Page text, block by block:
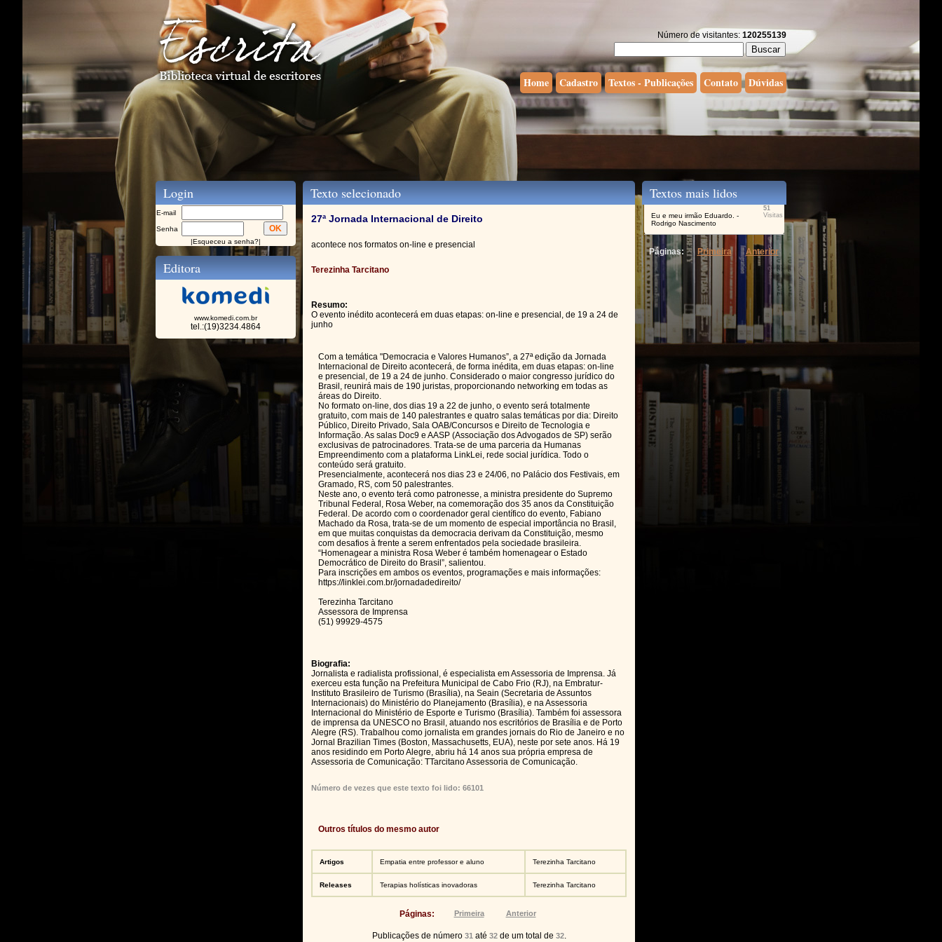
Número de visitantes: 120255139
Home Cadastro Textos - Publicações Contato Dúvidas
Login
E-mail
Senha
|Esqueceu a senha?|
Editora
www.komedi.com.br
tel.:(19)3234.4864
Texto selecionado
27ª Jornada Internacional de Direito
acontece nos formatos on-line e presencial
Terezinha Tarcitano
Resumo:
O evento inédito acontecerá em duas etapas: on-line e presencial, de 19 a 24 de
junho
Com a temática "Democracia e Valores Humanos”, a 27ª edição da Jornada
Internacional de Direito acontecerá, de forma inédita, em duas etapas: on-line
e presencial, de 19 a 24 de junho. Considerado o maior congresso jurídico do
Brasil, reunirá mais de 190 juristas, proporcionando networking em todas as
áreas do Direito.
No formato on-line, dos dias 19 a 22 de junho, o evento será totalmente
gratuito, com mais de 140 palestrantes e quatro salas temáticas por dia: Direito
Público, Direito Privado, Sala OAB/Concursos e Direito de Tecnologia e
Informação. As salas Doc9 e AASP (Associação dos Advogados de SP) serão
exclusivas de patrocinadores. Trata-se de uma parceria da Humanas
Empreendimento com a plataforma LinkLei, rede social jurídica. Todo o
conteúdo será gratuito.
Presencialmente, acontecerá nos dias 23 e 24/06, no Palácio dos Festivais, em
Gramado, RS, com 50 palestrantes.
Neste ano, o evento terá como patronesse, a ministra presidente do Supremo
Tribunal Federal, Rosa Weber, na comemoração dos 35 anos da Constituição
Federal. De acordo com o coordenador geral científico do evento, Fabiano
Machado da Rosa, trata-se de um momento de especial importância no Brasil,
em que muitas conquistas da democracia derivam da Constituição, mesmo
com desafios à frente a serem enfrentados pela sociedade brasileira.
“Homenagear a ministra Rosa Weber é também homenagear o Estado
Democrático de Direito do Brasil”, salientou.
Para inscrições em ambos os eventos, programações e mais informações:
https://linklei.com.br/jornadadedireito/
Terezinha Tarcitano
Assessora de Imprensa
(51) 99929-4575
Biografia:
Jornalista e radialista profissional, é especialista em Assessoria de Imprensa. Já
exerceu esta função na Prefeitura Municipal de Cabo Frio (RJ), na Embratur-
Instituto Brasileiro de Turismo (Brasília), na Seain (Secretaria de Assuntos
Internacionais) do Ministério do Planejamento (Brasília), e na Assessoria
Internacional do Ministério de Esporte e Turismo (Brasília). Também foi assessora
de imprensa da UNESCO no Brasil, atuando nos escritórios de Brasília e de Porto
Alegre (RS). Trabalhou como jornalista em grandes jornais do Rio de Janeiro e no
Jornal Brazilian Times (Boston, Massachusetts, EUA), neste por sete anos. Há 19
anos residindo em Porto Alegre, abriu há 14 anos sua própria empresa de
Assessoria de Comunicação: TTarcitano Assessoria de Comunicação.
Número de vezes que este texto foi lido: 66101
Outros títulos do mesmo autor
Artigos Empatia entre professor e aluno Terezinha Tarcitano
Releases Terapias holísticas inovadoras Terezinha Tarcitano
Páginas: Primeira Anterior
Publicações de número 31até 32de um total de 32.
Textos mais lidos
Eu e meu irmão Eduardo. -
Rodrigo Nascimento
51
Visitas
Páginas: Primeira Anterior